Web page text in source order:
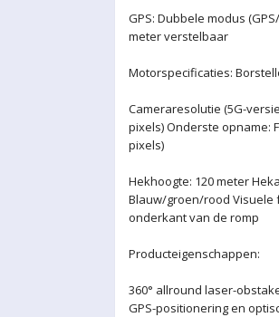
GPS: Dubbele modus
meter verstelbaar
Motorspecificaties:
Cameraresolutie (5G-
pixels) Onderste opname:
pixels)
Hekhoogte: 120 meter
Blauw/groen/rood Visuele
onderkant van de romp
Producteigenschappen:
360° allround laser-
GPS-positionering en